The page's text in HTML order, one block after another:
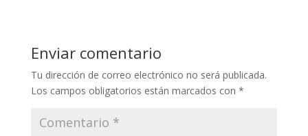
Enviar comentario
Tu dirección de correo electrónico no será publicada.
Los campos obligatorios están marcados con *